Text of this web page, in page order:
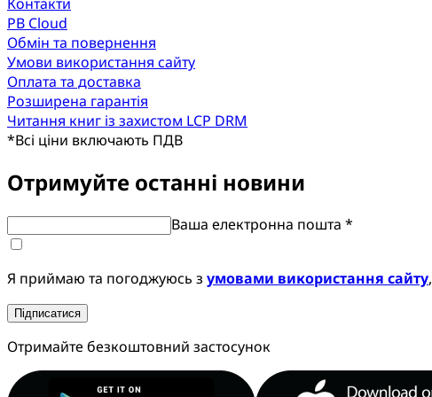
PB Cloud
Обмін та повернення
Умови використання сайту
Оплата та доставка
Розширена гарантія
Читання книг із захистом LCP DRM
*Всі ціни включають ПДВ
Отримуйте останні новини
Ваша електронна пошта *
Я приймаю та погоджуюсь з умовами використання сайту,
Підписатися
Отримайте безкоштовний застосунок